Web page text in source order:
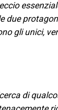
gli unici,
di